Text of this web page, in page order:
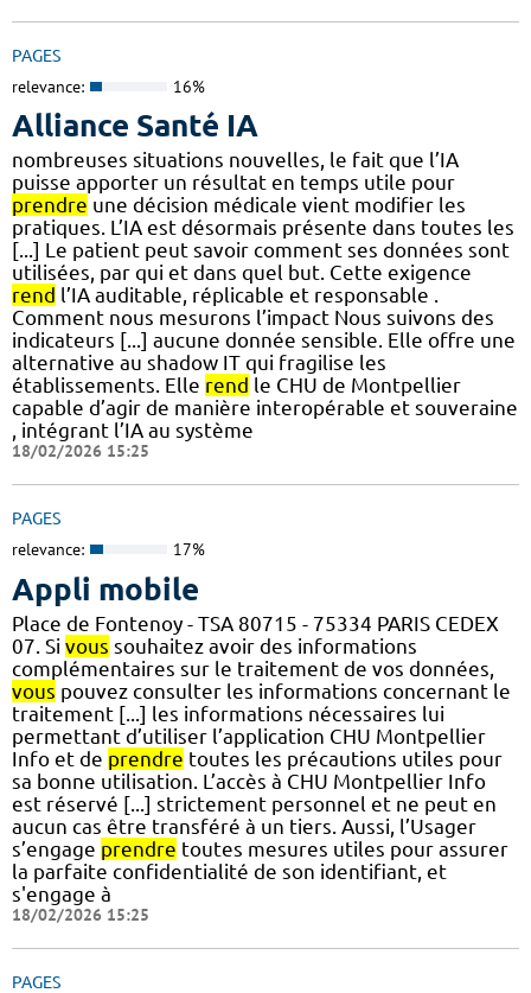
PAGES
relevance: 16%
Alliance Santé IA
nombreuses situations nouvelles, le fait que l’IA
puisse apporter un résultat en temps utile pour
prendre une décision médicale vient modifier les
pratiques. L’IA est désormais présente dans toutes les
[...] Le patient peut savoir comment ses données sont
utilisées, par qui et dans quel but. Cette exigence
rend l’IA auditable, réplicable et responsable .
Comment nous mesurons l’impact Nous suivons des
indicateurs [...] aucune donnée sensible. Elle offre une
alternative au shadow IT qui fragilise les
établissements. Elle rend le CHU de Montpellier
capable d’agir de manière interopérable et souveraine
, intégrant l’IA au système
18/02/2026 15:25
PAGES
relevance: 17%
Appli mobile
Place de Fontenoy - TSA 80715 - 75334 PARIS CEDEX
07. Si vous souhaitez avoir des informations
complémentaires sur le traitement de vos données,
vous pouvez consulter les informations concernant le
traitement [...] les informations nécessaires lui
permettant d’utiliser l’application CHU Montpellier
Info et de prendre toutes les précautions utiles pour
sa bonne utilisation. L’accès à CHU Montpellier Info
est réservé [...] strictement personnel et ne peut en
aucun cas être transféré à un tiers. Aussi, l’Usager
s’engage prendre toutes mesures utiles pour assurer
la parfaite confidentialité de son identifiant, et
s'engage à
18/02/2026 15:25
PAGES